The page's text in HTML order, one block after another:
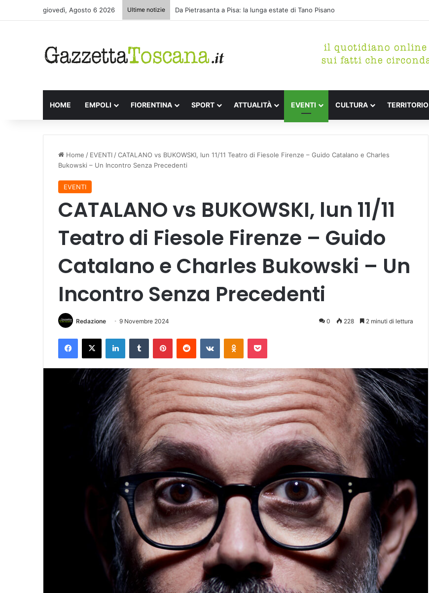
giovedì, Agosto 6 2026 Ultime notizie Da Pietrasanta a Pisa: la lunga estate di Tano Pisano
HOME EMPOLI FIORENTINA SPORT ATTUALITÀ EVENTI CULTURA TERRITORIO
Home / EVENTI /CATALANO vs BUKOWSKI, lun 11/11 Teatro di Fiesole Firenze – Guido Catalano e Charles
Bukowski – Un Incontro Senza Precedenti
EVENTI
CATALANO vs BUKOWSKI, lun 11/11
Teatro di Fiesole Firenze – Guido
Catalano e Charles Bukowski – Un
Incontro Senza Precedenti
Redazione 9 Novembre 2024 0 228 2 minuti di lettura